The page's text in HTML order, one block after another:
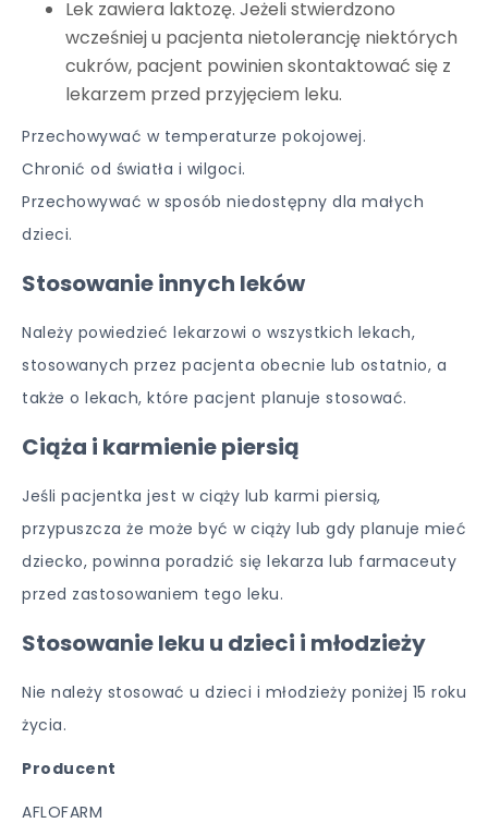
Lek zawiera laktozę. Jeżeli stwierdzono
wcześniej u pacjenta nietolerancję niektórych
cukrów, pacjent powinien skontaktować się z
lekarzem przed przyjęciem leku.
Przechowywać w temperaturze pokojowej.
Chronić od światła i wilgoci.
Przechowywać w sposób niedostępny dla małych
dzieci.
Stosowanie innych leków
Należy powiedzieć lekarzowi o wszystkich lekach,
stosowanych przez pacjenta obecnie lub ostatnio, a
także o lekach, które pacjent planuje stosować.
Ciąża i karmienie piersią
Jeśli pacjentka jest w ciąży lub karmi piersią,
przypuszcza że może być w ciąży lub gdy planuje mieć
dziecko, powinna poradzić się lekarza lub farmaceuty
przed zastosowaniem tego leku.
Stosowanie leku u dzieci i młodzieży
Nie należy stosować u dzieci i młodzieży poniżej 15 roku
życia.
Producent
AFLOFARM